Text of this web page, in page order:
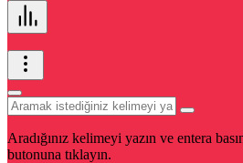
Aradığınız kelimeyi yazın ve entera
butonuna tıklayın.